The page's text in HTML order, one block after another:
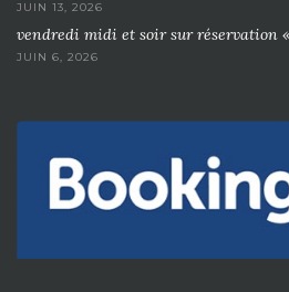
JUIN 13, 2026
vendredi midi et soir sur réservation
JUIN 6, 2026